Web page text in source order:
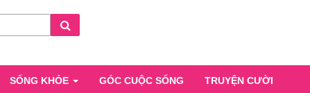
SỐNG KHỎE GÓC CUỘC SỐNG TRUYỆN CƯỜI